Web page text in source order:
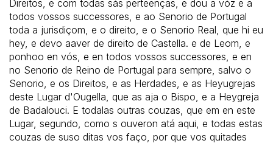
Direitos, e com todas sás perteenças, e dou a vóz e a
todos vossos successores, e ao Senorio de Portugal
toda a jurisdiçom, e o direito, e o Senorio Real, que hi eu
hey, e devo aaver de direito de Castella. e de Leom, e
ponhoo en vós, e en todos vossos successores, e en
no Senorio de Reino de Portugal para sempre, salvo o
Senorio, e os Direitos, e as Herdades, e as Heyugrejas
deste Lugar d'Ougella, que as aja o Bispo, e a Heygreja
de Badalouci. E todalas outras couzas, que em en este
Lugar, segundo, como s ouveron atá aqui, e todas estas
couzas de suso ditas vos faço, por que vos quitades